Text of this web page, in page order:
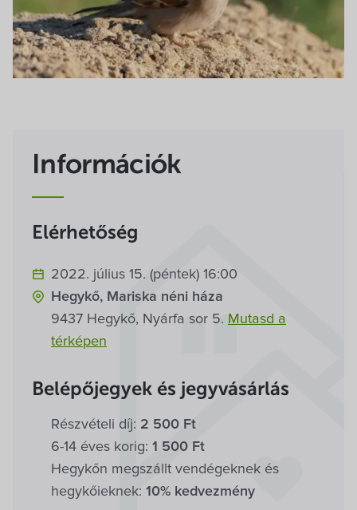
Képviselő-testület
Választási információk
Egyesületek, alapítványok
Villa Igku Kft.
Pályázatok
Dokumentumok
Információk
Elérhetőség
2022. július 15. (péntek) 16:00
Hegykő, Mariska néni háza
9437 Hegykő, Nyárfa sor 5. Mutasd a
térképen
Belépőjegyek és jegyvásárlás
Részvételi díj: 2 500 Ft
6-14 éves korig: 1 500 Ft
Hegykőn megszállt vendégeknek és
hegykőieknek: 10% kedvezmény